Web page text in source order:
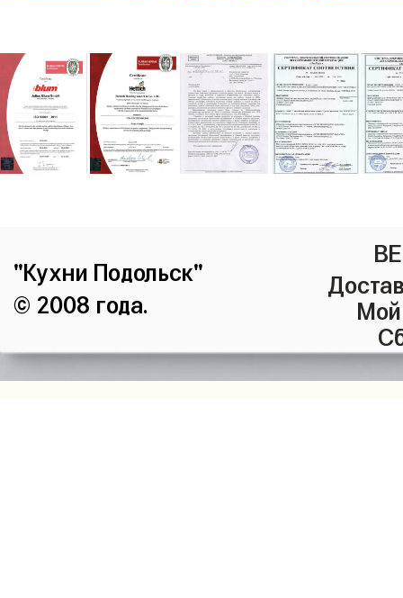
"Кухни Подольск"
© 2008 года.